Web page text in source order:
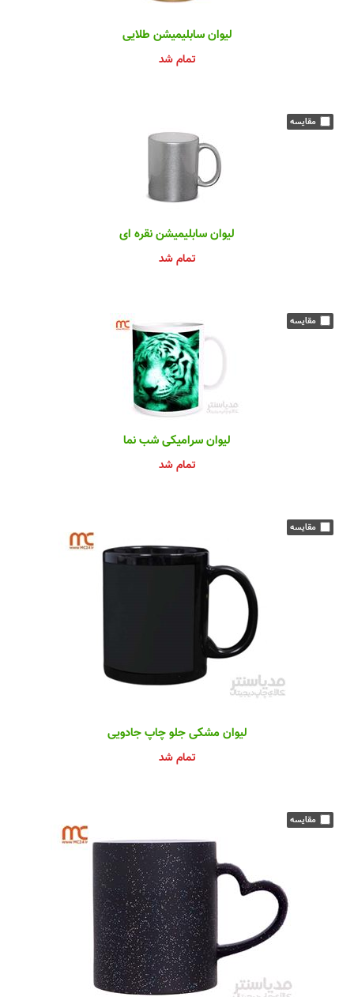
لیوان سابلیمیشن طلایی
تمام شد
لیوان سابلیمیشن نقره ای
تمام شد
لیوان سرامیکی شب نما
تمام شد
لیوان مشکی جلو چاپ جادویی
تمام شد